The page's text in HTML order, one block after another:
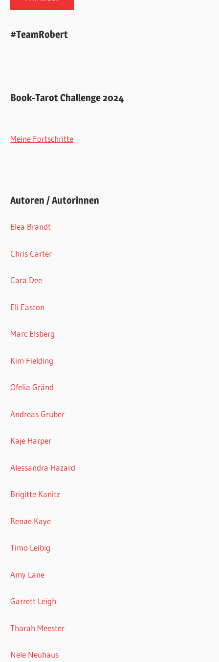
#TeamRobert
Book-Tarot Challenge 2024
Meine Fortschritte
Autoren / Autorinnen
Elea Brandt
Chris Carter
Cara Dee
Eli Easton
Marc Elsberg
Kim Fielding
Ofelia Gränd
Andreas Gruber
Kaje Harper
Alessandra Hazard
Brigitte Kanitz
Renae Kaye
Timo Leibig
Amy Lane
Garrett Leigh
Tharah Meester
Nele Neuhaus